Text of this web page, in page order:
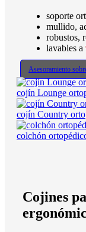
soporte
mullido,
robustos,
lavables a
Asesoramiento
cojín Lounge
cojín Country
colchón
Cojines